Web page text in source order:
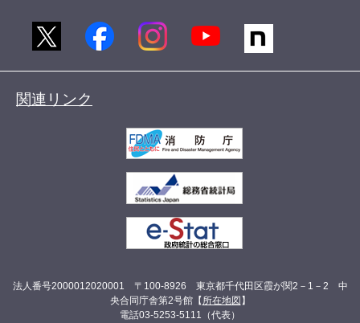
関連リンク
法人番号2000012020001 〒100-8926 東京都千代田区霞が関2－1－2 中
央合同庁舎第2号館【 所在地図 】
電話03-5253-5111（代表）